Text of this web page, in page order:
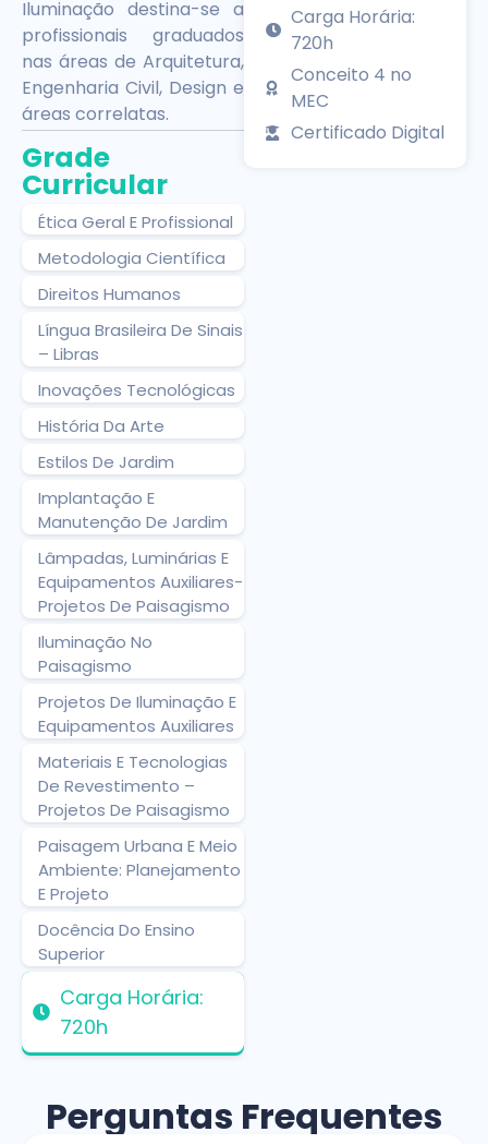
Iluminação destina-se a
profissionais graduados
nas áreas de Arquitetura,
Engenharia Civil, Design e
áreas correlatas.
Grade
Curricular
Ética Geral E Profissional
Metodologia Científica
Direitos Humanos
Língua Brasileira De Sinais
– Libras
Inovações Tecnológicas
História Da Arte
Estilos De Jardim
Implantação E
Manutenção De Jardim
Lâmpadas, Luminárias E
Equipamentos Auxiliares-
Projetos De Paisagismo
Iluminação No
Paisagismo
Projetos De Iluminação E
Equipamentos Auxiliares
Materiais E Tecnologias
De Revestimento –
Projetos De Paisagismo
Paisagem Urbana E Meio
Ambiente: Planejamento
E Projeto
Docência Do Ensino
Superior
Carga Horária:
720h
Carga Horária:
720h
Conceito 4 no
MEC
Certificado Digital
Perguntas Frequentes